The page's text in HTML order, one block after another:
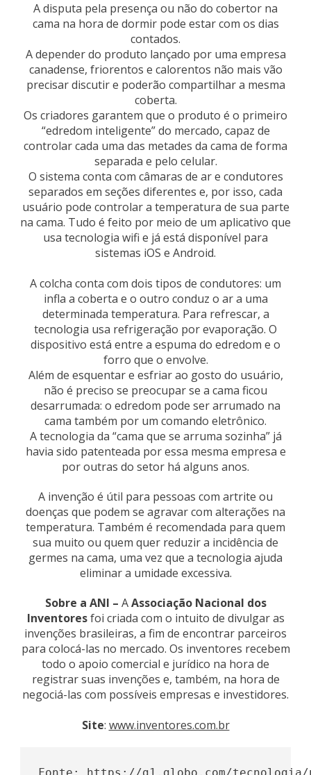
A disputa pela presença ou não do cobertor na
cama na hora de dormir pode estar com os dias
contados.
A depender do produto lançado por uma empresa
canadense, friorentos e calorentos não mais vão
precisar discutir e poderão compartilhar a mesma
coberta.
Os criadores garantem que o produto é o primeiro
“edredom inteligente” do mercado, capaz de
controlar cada uma das metades da cama de forma
separada e pelo celular.
O sistema conta com câmaras de ar e condutores
separados em seções diferentes e, por isso, cada
usuário pode controlar a temperatura de sua parte
na cama. Tudo é feito por meio de um aplicativo que
usa tecnologia wifi e já está disponível para
sistemas iOS e Android.
A colcha conta com dois tipos de condutores: um
infla a coberta e o outro conduz o ar a uma
determinada temperatura. Para refrescar, a
tecnologia usa refrigeração por evaporação. O
dispositivo está entre a espuma do edredom e o
forro que o envolve.
Além de esquentar e esfriar ao gosto do usuário,
não é preciso se preocupar se a cama ficou
desarrumada: o edredom pode ser arrumado na
cama também por um comando eletrônico.
A tecnologia da “cama que se arruma sozinha” já
havia sido patenteada por essa mesma empresa e
por outras do setor há alguns anos.
A invenção é útil para pessoas com artrite ou
doenças que podem se agravar com alterações na
temperatura. Também é recomendada para quem
sua muito ou quem quer reduzir a incidência de
germes na cama, uma vez que a tecnologia ajuda
eliminar a umidade excessiva.
Sobre a ANI – AAssociação Nacional dos
Inventoresfoi criada com o intuito de divulgar as
invenções brasileiras, a fim de encontrar parceiros
para colocá-las no mercado. Os inventores recebem
todo o apoio comercial e jurídico na hora de
registrar suas invenções e, também, na hora de
negociá-las com possíveis empresas e investidores.
Site: www.inventores.com.br
Fonte: https://g1.globo.com/tecnologia/